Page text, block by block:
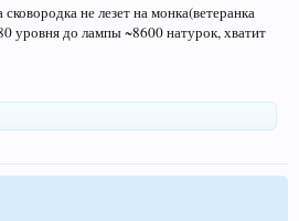
не лезет на монка(ветеранка
уровня до лампы ~8600 натурок, хватит